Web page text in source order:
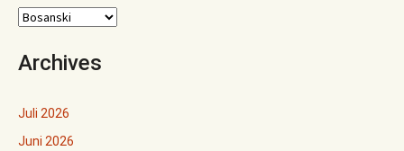
Archives
Juli 2026
Juni 2026